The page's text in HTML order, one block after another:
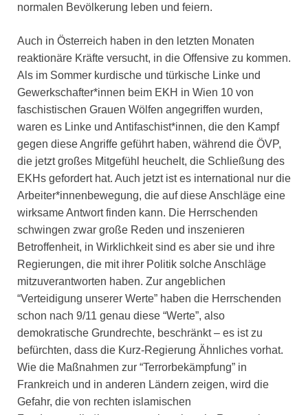
normalen Bevölkerung leben und feiern.
Auch in Österreich haben in den letzten Monaten
reaktionäre Kräfte versucht, in die Offensive zu kommen.
Als im Sommer kurdische und türkische Linke und
Gewerkschafter*innen beim EKH in Wien 10 von
faschistischen Grauen Wölfen angegriffen wurden,
waren es Linke und Antifaschist*innen, die den Kampf
gegen diese Angriffe geführt haben, während die ÖVP,
die jetzt großes Mitgefühl heuchelt, die Schließung des
EKHs gefordert hat. Auch jetzt ist es international nur die
Arbeiter*innenbewegung, die auf diese Anschläge eine
wirksame Antwort finden kann. Die Herrschenden
schwingen zwar große Reden und inszenieren
Betroffenheit, in Wirklichkeit sind es aber sie und ihre
Regierungen, die mit ihrer Politik solche Anschläge
mitzuverantworten haben. Zur angeblichen
“Verteidigung unserer Werte” haben die Herrschenden
schon nach 9/11 genau diese “Werte”, also
demokratische Grundrechte, beschränkt – es ist zu
befürchten, dass die Kurz-Regierung Ähnliches vorhat.
Wie die Maßnahmen zur “Terrorbekämpfung” in
Frankreich und in anderen Ländern zeigen, wird die
Gefahr, die von rechten islamischen